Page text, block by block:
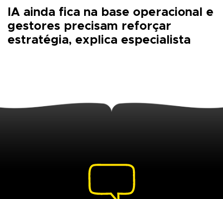
IA ainda fica na base operacional e
gestores precisam reforçar
estratégia, explica especialista